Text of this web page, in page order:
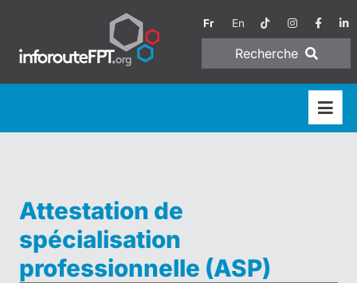
Fr En
Recherche
Attestation de
spécialisation
professionnelle (ASP)